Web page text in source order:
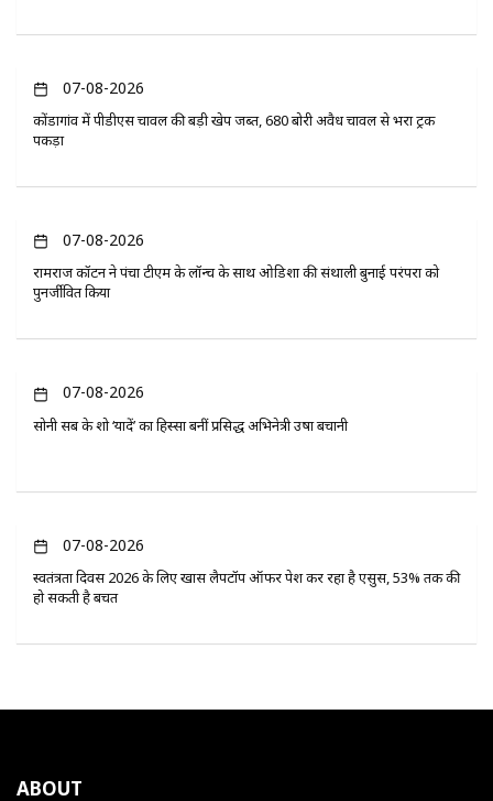
07-08-2026
कोंडागांव में पीडीएस चावल की बड़ी खेप जब्त, 680 बोरी अवैध चावल से भरा ट्रक
पकड़ा
07-08-2026
रामराज कॉटन ने पंचा टीएम के लॉन्च के साथ ओडिशा की संथाली बुनाई परंपरा को
पुनर्जीवित किया
07-08-2026
सोनी सब के शो ‘यादें’ का हिस्सा बनीं प्रसिद्ध अभिनेत्री उषा बचानी
07-08-2026
स्वतंत्रता दिवस 2026 के लिए खास लैपटॉप ऑफर पेश कर रहा है एसुस, 53% तक की
हो सकती है बचत
ABOUT